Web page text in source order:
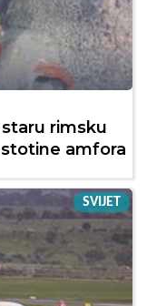
rimsku
amfora
SVIJET